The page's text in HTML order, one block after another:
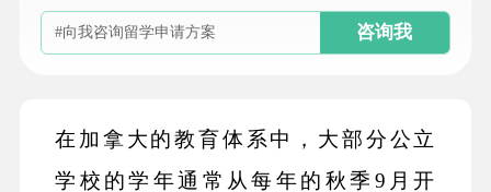
#向我咨询留学申请方案 咨询我
在加拿大的教育体系中，大部分公立
学校的学年通常从每年的秋季9月开